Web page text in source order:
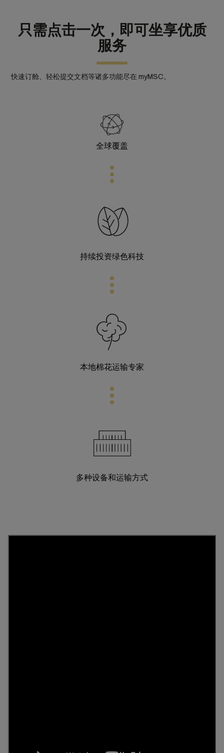
只需点击一次，即可坐享优质
服务
快速订舱、轻松提交文档等诸多功能尽在 myMSC。
全球覆盖
持续投资绿色科技
本地棉花运输专家
多种设备和运输方式